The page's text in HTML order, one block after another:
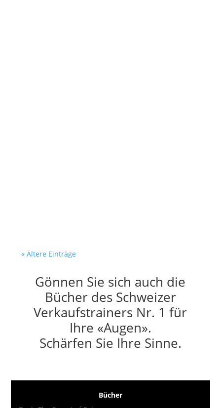
« Ältere Einträge
Gönnen Sie sich auch die
Bücher des Schweizer
Verkaufstrainers Nr. 1 für
Ihre «Augen».
Schärfen Sie Ihre Sinne.
Bücher